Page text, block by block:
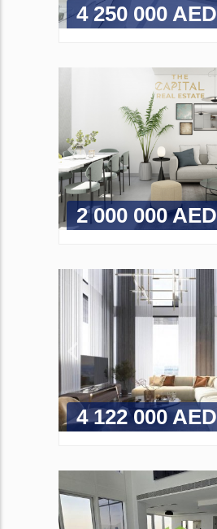
4 250 000 AED
2 000 000 AED
4 122 000 AED